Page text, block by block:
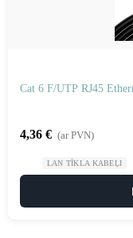
Cat 6 F/UTP RJ45
4,36 € (ar PVN)
LAN TĪKLA KABEĻI